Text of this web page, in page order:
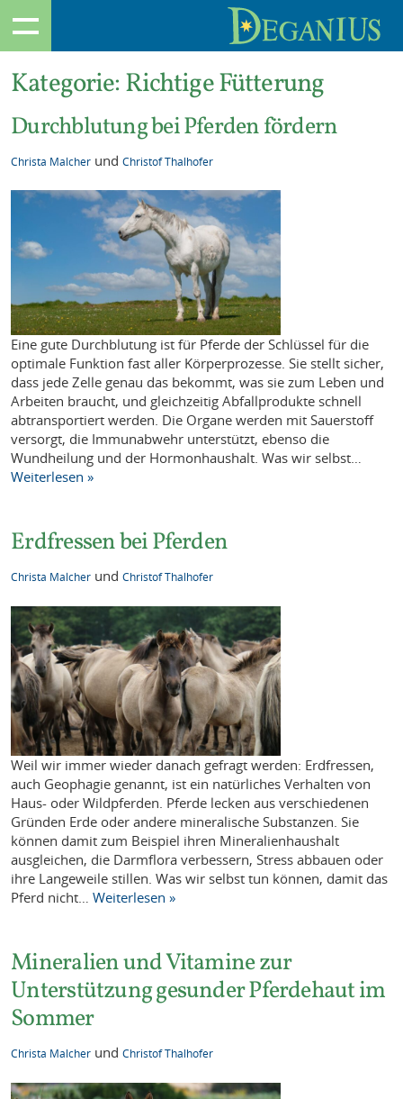
Kategorie:Richtige Fütterung
Durchblutung bei Pferden fördern
Christa Malcher undChristof Thalhofer
Eine gute Durchblutung ist für Pferde der Schlüssel für die
optimale Funktion fast aller Körperprozesse. Sie stellt sicher,
dass jede Zelle genau das bekommt, was sie zum Leben und
Arbeiten braucht, und gleichzeitig Abfallprodukte schnell
abtransportiert werden. Die Organe werden mit Sauerstoff
versorgt, die Immunabwehr unterstützt, ebenso die
Wundheilung und der Hormonhaushalt. Was wir selbst…
Weiterlesen »
Erdfressen bei Pferden
Christa Malcher undChristof Thalhofer
Weil wir immer wieder danach gefragt werden: Erdfressen,
auch Geophagie genannt, ist ein natürliches Verhalten von
Haus- oder Wildpferden. Pferde lecken aus verschiedenen
Gründen Erde oder andere mineralische Substanzen. Sie
können damit zum Beispiel ihren Mineralienhaushalt
ausgleichen, die Darmflora verbessern, Stress abbauen oder
ihre Langeweile stillen. Was wir selbst tun können, damit das
Pferd nicht…Weiterlesen »
Mineralien und Vitamine zur
Unterstützung gesunder Pferdehaut im
Sommer
Christa Malcher undChristof Thalhofer